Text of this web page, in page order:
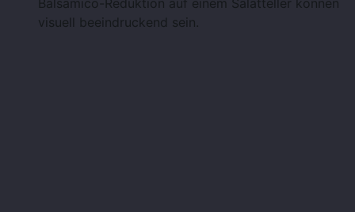
Balsamico-Reduktion auf einem Salatteller können
visuell beeindruckend sein.